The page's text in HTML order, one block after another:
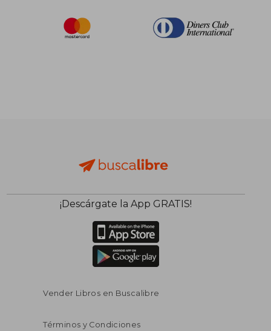
$ 239.85
$ 131.92
45%
dcto.
¡Descárgate la App GRATIS!
Vender Libros en Buscalibre
Términos y Condiciones